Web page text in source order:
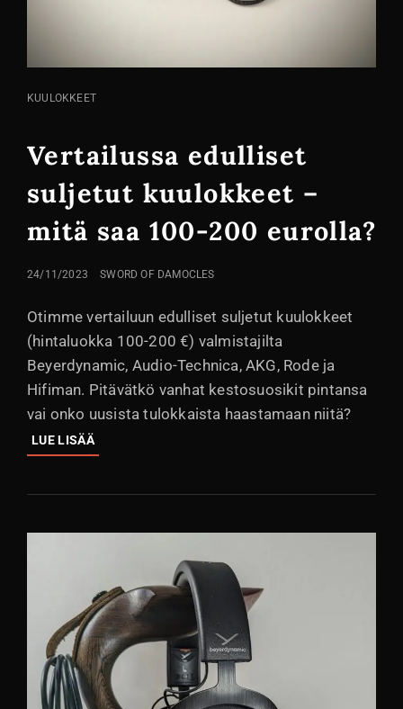
KISSA
KUULOKKEET
Vertailussa edulliset
suljetut kuulokkeet –
mitä saa 100-200 eurolla?
LÄHETETTY
24/11/2023 SWORD OF DAMOCLES
Otimme vertailuun edulliset suljetut kuulokkeet
(hintaluokka 100-200 €) valmistajilta
Beyerdynamic, Audio-Technica, AKG, Rode ja
Hifiman. Pitävätkö vanhat kestosuosikit pintansa
vai onko uusista tulokkaista haastamaan niitä?
LUE LISÄÄVERTAILUSSA
EDULLISET
KUULOKKEET
MITÄ
200
EUROLLA?